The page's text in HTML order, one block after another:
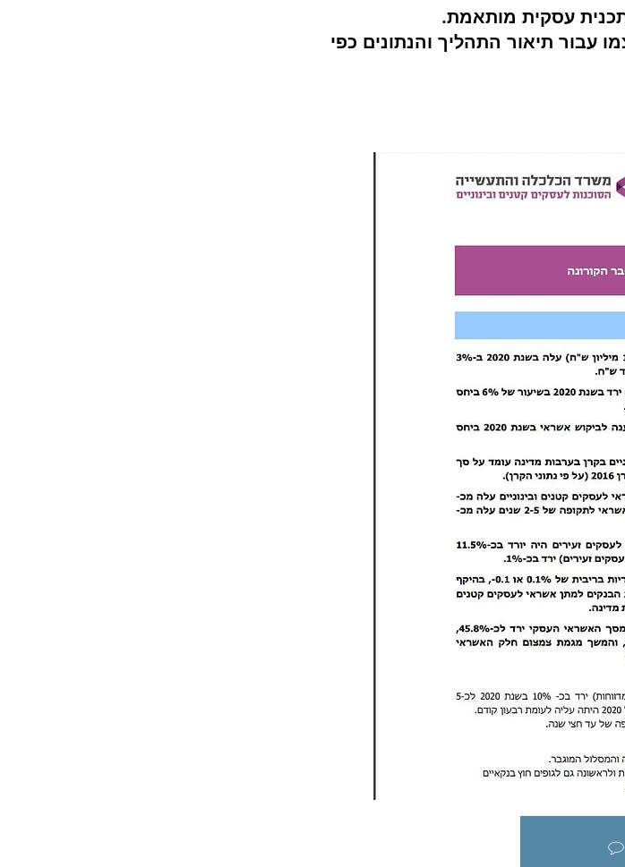
עסקית מותאמת.
עבור תיאור התהליך והנתונים כפי